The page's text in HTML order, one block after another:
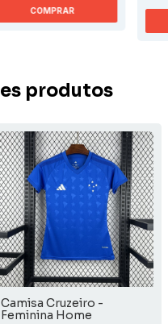
COMPRAR
produtos
Camisa Cruzeiro -
Feminina Home